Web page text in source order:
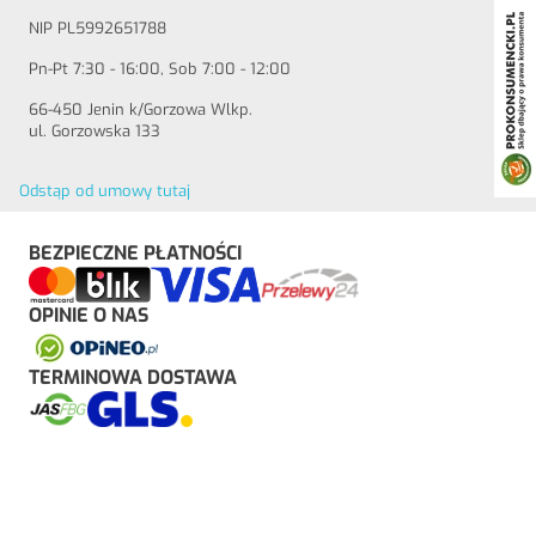
NIP PL5992651788
Pn-Pt 7:30 - 16:00, Sob 7:00 - 12:00
66-450 Jenin k/Gorzowa Wlkp.
ul. Gorzowska 133
Odstąp od umowy tutaj
BEZPIECZNE PŁATNOŚCI
OPINIE O NAS
TERMINOWA DOSTAWA